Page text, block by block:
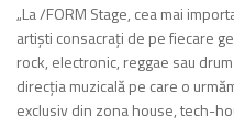
„La /FORM Stage, cea mai
artiști consacrați de pe fiecare
rock, electronic, reggae sau
direcția muzicală pe care o
exclusiv din zona house, tech-